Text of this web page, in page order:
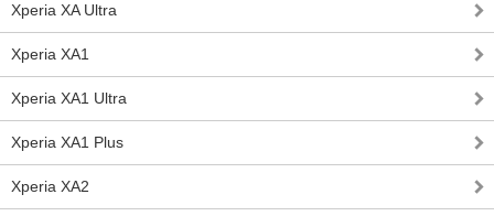
Xperia XA Ultra
Xperia XA1
Xperia XA1 Ultra
Xperia XA1 Plus
Xperia XA2